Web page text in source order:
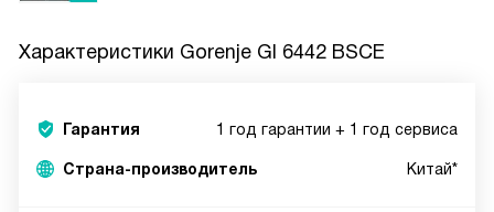
Характеристики Gorenje GI 6442 BSCE
Гарантия 1 год гарантии + 1 год сервиса
Страна-производитель Китай*